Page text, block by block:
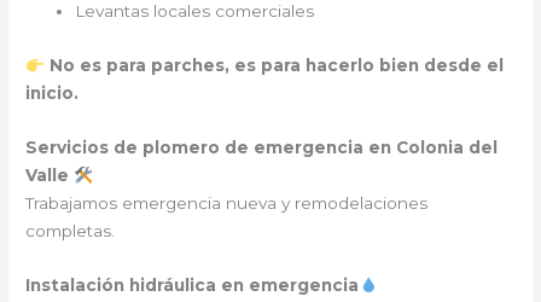
Levantas locales comerciales
No es para parches, es para hacerlo bien desde el
inicio.
Servicios de plomero de emergencia en Colonia del
Valle
Trabajamos emergencia nueva y remodelaciones
completas.
Instalación hidráulica en emergencia